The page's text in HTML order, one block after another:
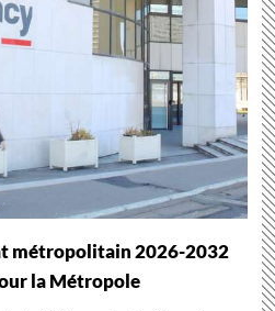
métropolitain 2026-2032
la Métropole